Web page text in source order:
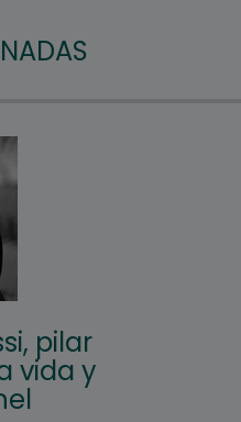
pilar
vida y